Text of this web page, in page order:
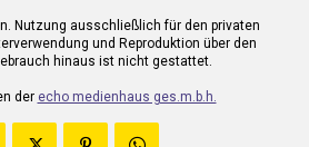
Nutzung ausschließlich für den privaten
und Reproduktion über den
hinaus ist nicht gestattet.
der echo medienhaus ges.m.b.h.